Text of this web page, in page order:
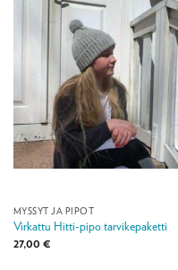
MYSSYT JA PIPOT
Virkattu Hitti-pipo tarvikepaketti
27,00 €